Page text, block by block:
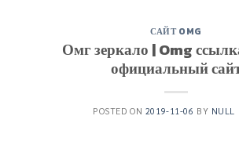
САЙТ OMG
Омг зеркало | Omg
официальный
POSTED ON 2019-11-06 BY NULL